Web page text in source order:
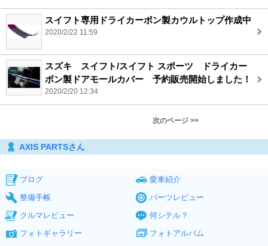
スイフト専用ドライカーボン製カウルトップ作成中
2020/2/22 11:59
スズキ スイフト/スイフト スポーツ ドライカー
ボン製ドアモールカバー 予約販売開始しました！
2020/2/20 12:34
次のページ >>
AXIS PARTSさん
ブログ
愛車紹介
整備手帳
パーツレビュー
クルマレビュー
何シテル？
フォトギャラリー
フォトアルバム